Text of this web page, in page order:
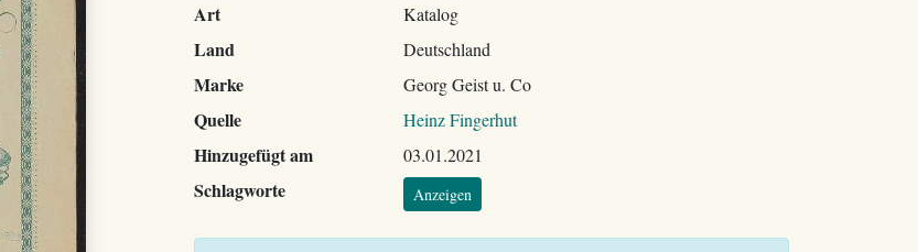
Art Katalog
Land Deutschland
Marke Georg Geist u. Co
Quelle Heinz Fingerhut
Hinzugefügt am 03.01.2021
Schlagworte Anzeigen